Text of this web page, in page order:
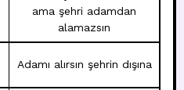
ama şehri adamdan
alamazsın
Adamı alırsın şehrin dışına